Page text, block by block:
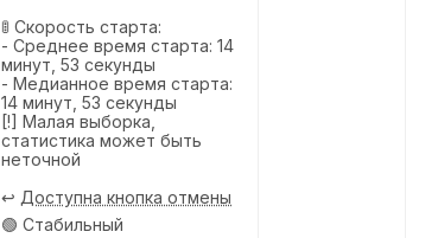
🚦 Скорость старта:
- Среднее время старта: 14
минут, 53 секунды
- Медианное время старта:
14 минут, 53 секунды
[!] Малая выборка,
статистика может быть
неточной
↩️ Доступна кнопка отмены
🟢 Стабильный